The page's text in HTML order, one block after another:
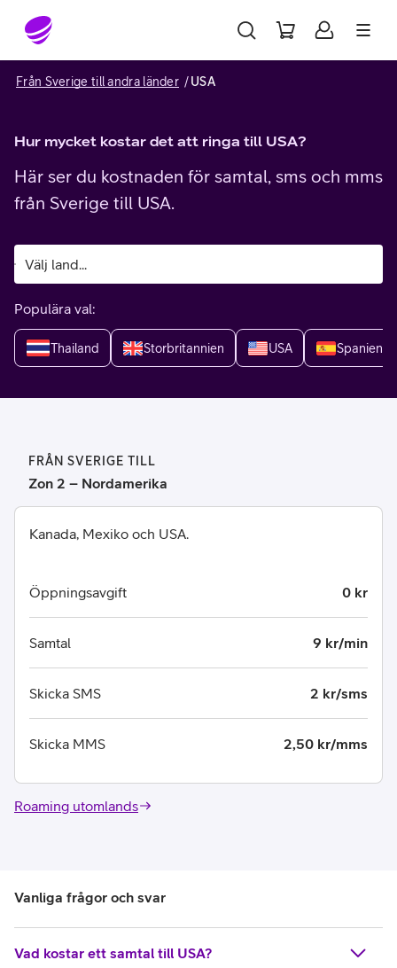
Gå till sidans innehåll
Från Sverige till andra länder USA
Hur mycket kostar det att ringa till USA?
Här ser du kostnaden för samtal, sms och mms
från Sverige till USA.
Populära val:
Thailand Storbritannien USA Spanien
FRÅN SVERIGE TILL
Zon 2 – Nordamerika
Kanada, Mexiko och USA.
Öppningsavgift 0 kr
Samtal 9 kr/min
Skicka SMS 2 kr/sms
Skicka MMS 2,50 kr/mms
Roaming utomlands
Vanliga frågor och svar
Vad kostar ett samtal till USA?